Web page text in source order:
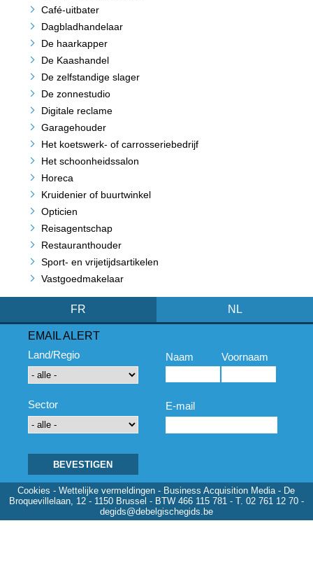
Café-uitbater
Dagbladhandelaar
De haarkapper
De Kaashandel
De zelfstandige slager
De zonnestudio
Digitale reclame
Garagehouder
Het koetswerk- of carrosseriebedrijf
Het schoonheidssalon
Horeca
Kruidenier of buurtwinkel
Opticien
Reisagentschap
Restauranthouder
Sport- en vrijetijdsartikelen
Vastgoedmakelaar
FR NL
EMAIL ALERT
Land/Regio
Sector
Naam Voornaam
E-mail
Cookies -Wettelijke vermeldingen - Business Acquisition Media - De
Broquevillelaan, 12 - 1150 Brussel - BTW 466 115 781 - T. 02 761 12 70 -
degids@debelgischegids.be